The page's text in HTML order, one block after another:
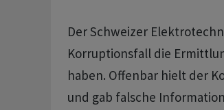
Der Schweizer
Korruptionsfall die
haben. Offenbar hielt der
und gab falsche